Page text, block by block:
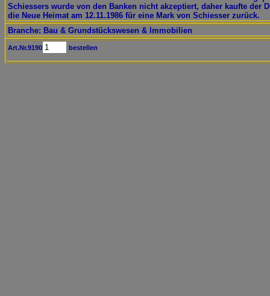
Schiessers wurde von den Banken nicht akzeptiert, daher kaufte der
die Neue Heimat am 12.11.1986 für eine Mark von Schiesser zurück.
Branche: Bau & Grundstückswesen & Immobilien
Art.Nr.9190 bestellen